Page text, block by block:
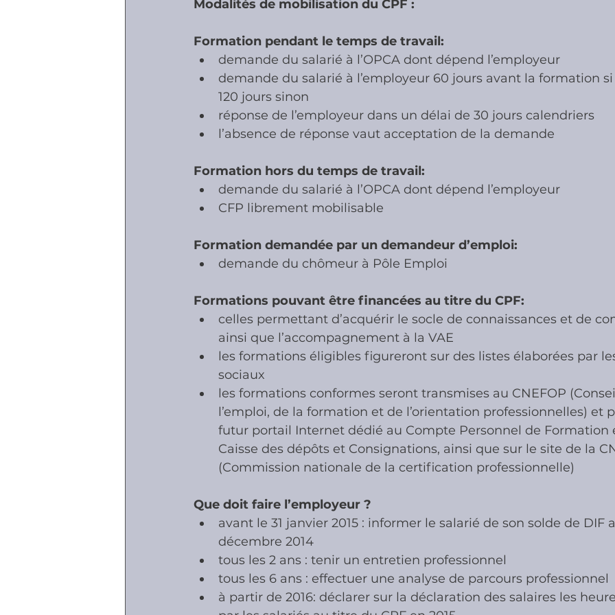
Modalités de mobilisation du CPF :
Formation pendant le temps de travail:
demande du salarié à l’OPCA dont dépend l’employeur
demande du salarié à l’employeur 60 jours avant la formation
120 jours sinon
réponse de l’employeur dans un délai de 30 jours calendriers
l’absence de réponse vaut acceptation de la demande
Formation hors du temps de travail:
demande du salarié à l’OPCA dont dépend l’employeur
CFP librement mobilisable
Formation demandée par un demandeur d’emploi:
demande du chômeur à Pôle Emploi
Formations pouvant être financées au titre du CPF:
celles permettant d’acquérir le socle de connaissances et de
ainsi que l’accompagnement à la VAE
les formations éligibles figureront sur des listes élaborées par
sociaux
les formations conformes seront transmises au CNEFOP
l’emploi, de la formation et de l’orientation professionnelles) et
futur portail Internet dédié au Compte Personnel de Formation
Caisse des dépôts et Consignations, ainsi que sur le site de la
(Commission nationale de la certification professionnelle)
Que doit faire l’employeur ?
avant le 31 janvier 2015 : informer le salarié de son solde de DIF
décembre 2014
tous les 2 ans : tenir un entretien professionnel
tous les 6 ans : effectuer une analyse de parcours professionnel
à partir de 2016: déclarer sur la déclaration des salaires les